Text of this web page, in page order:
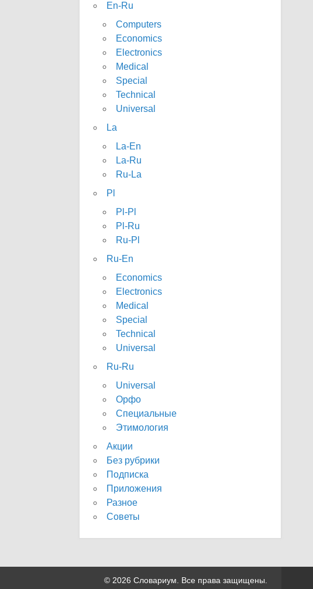
En-Ru
Computers
Economics
Electronics
Medical
Special
Technical
Universal
La
La-En
La-Ru
Ru-La
Pl
Pl-Pl
Pl-Ru
Ru-Pl
Ru-En
Economics
Electronics
Medical
Special
Technical
Universal
Ru-Ru
Universal
Орфо
Специальные
Этимология
Акции
Без рубрики
Подписка
Приложения
Разное
Советы
© 2026 Словариум. Все права защищены.